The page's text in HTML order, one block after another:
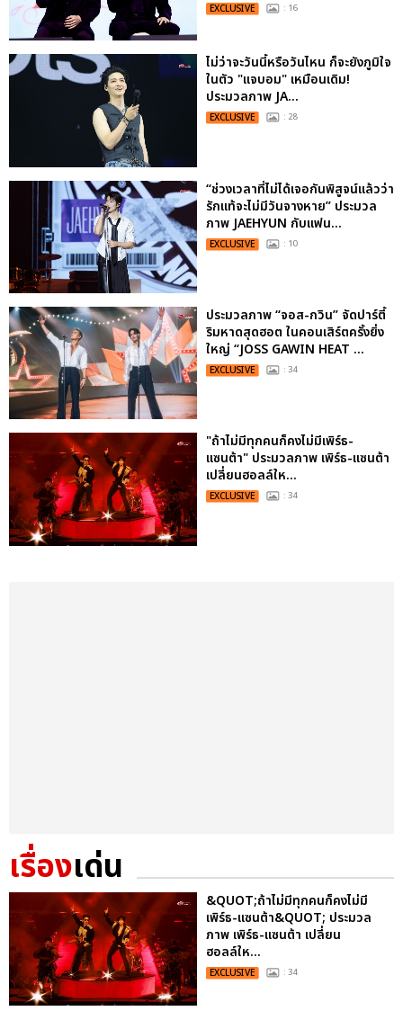
EXCLUSIVE : 16
ไม่ว่าจะวันนี้หรือวันไหน ก็จะยังภูมิใจ
ในตัว "แจบอม" เหมือนเดิม!
ประมวลภาพ JA...
EXCLUSIVE : 28
“ช่วงเวลาที่ไม่ได้เจอกันพิสูจน์แล้วว่า
รักแท้จะไม่มีวันจางหาย” ประมวล
ภาพ JAEHYUN กับแฟน...
EXCLUSIVE : 10
ประมวลภาพ “จอส-กวิน” จัดปาร์ตี้
ริมหาดสุดฮอต ในคอนเสิร์ตครั้งยิ่ง
ใหญ่ “JOSS GAWIN HEAT ...
EXCLUSIVE : 34
"ถ้าไม่มีทุกคนก็คงไม่มีเพิร์ธ-
แซนต้า" ประมวลภาพ เพิร์ธ-แซนต้า
เปลี่ยนฮอลล์ให...
EXCLUSIVE : 34
เรื่องเด่น
&QUOT;ถ้าไม่มีทุกคนก็คงไม่มี
เพิร์ธ-แซนต้า&QUOT; ประมวล
ภาพ เพิร์ธ-แซนต้า เปลี่ยน
ฮอลล์ให...
EXCLUSIVE : 34